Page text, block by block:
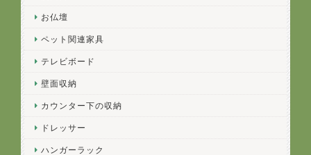
お仏壇
ペット関連家具
テレビボード
壁面収納
カウンター下の収納
ドレッサー
ハンガーラック